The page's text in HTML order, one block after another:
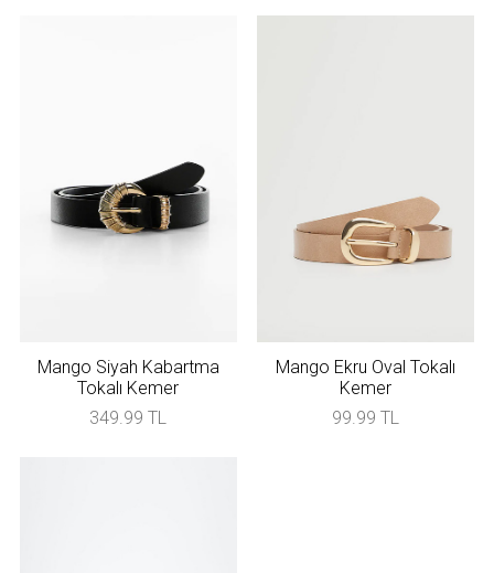
Mango Siyah Kabartma
Tokalı Kemer
349.99 TL
Mango Ekru Oval Tokalı
Kemer
99.99 TL